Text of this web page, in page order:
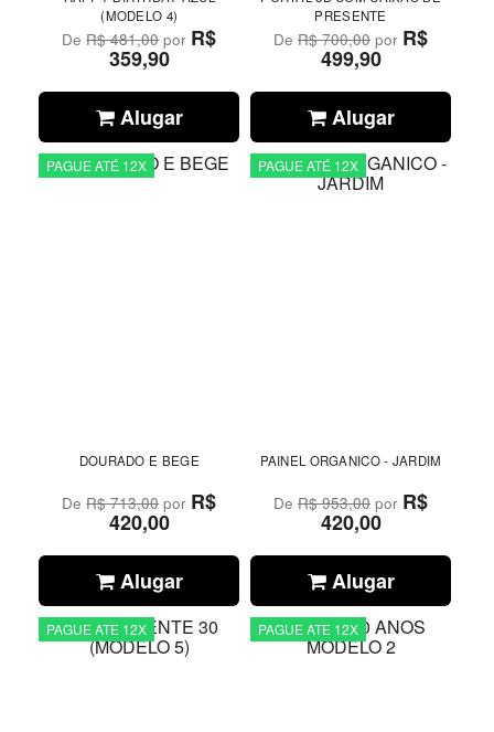
(MODELO 4)
DeR$ 481,00por R$
359,90
Alugar
PRESENTE
DeR$ 700,00 por R$
499,90
Alugar
PAGUE ATÉ 12X
DOURADO E BEGE
DeR$ 713,00por R$
420,00
Alugar
PAGUE ATÉ 12X
PAINEL ORGANICO - JARDIM
DeR$ 953,00 por R$
420,00
Alugar
PAGUE ATE 12X PAGUE ATE 12X